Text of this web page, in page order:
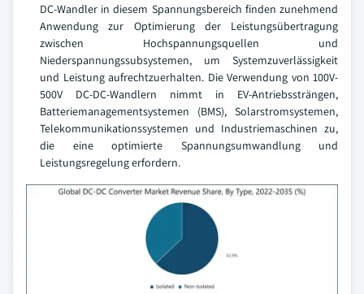
DC-Wandler in diesem Spannungsbereich finden zunehmend
Anwendung zur Optimierung der Leistungsübertragung
zwischen Hochspannungsquellen und
Niederspannungssubsystemen, um Systemzuverlässigkeit
und Leistung aufrechtzuerhalten. Die Verwendung von 100V-
500V DC-DC-Wandlern nimmt in EV-Antriebssträngen,
Batteriemanagementsystemen (BMS), Solarstromsystemen,
Telekommunikationssystemen und Industriemaschinen zu,
die eine optimierte Spannungsumwandlung und
Leistungsregelung erfordern.